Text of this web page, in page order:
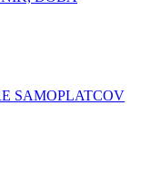
SAMOPLATCOV